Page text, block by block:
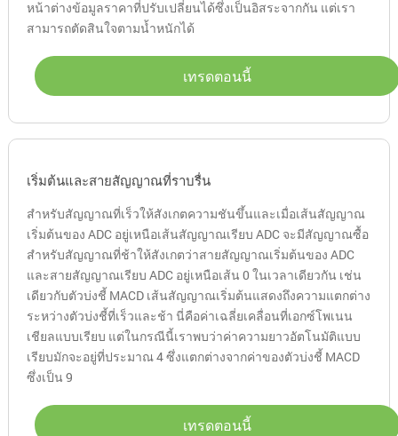
หน้าต่างข้อมูลราคาที่ปรับเปลี่ยนได้ซึ่งเป็นอิสระจากกัน แต่เรา
สามารถตัดสินใจตามน้ำหนักได้
เทรดตอนนี้
เริ่มต้นและสายสัญญาณที่ราบรื่น
สำหรับสัญญาณที่เร็วให้สังเกตความชันขึ้นและเมื่อเส้นสัญญาณ
เริ่มต้นของ ADC อยู่เหนือเส้นสัญญาณเรียบ ADC จะมีสัญญาณซื้อ
สำหรับสัญญาณที่ช้าให้สังเกตว่าสายสัญญาณเริ่มต้นของ ADC
และสายสัญญาณเรียบ ADC อยู่เหนือเส้น 0 ในเวลาเดียวกัน เช่น
เดียวกับตัวบ่งชี้ MACD เส้นสัญญาณเริ่มต้นแสดงถึงความแตกต่าง
ระหว่างตัวบ่งชี้ที่เร็วและช้า นี่คือค่าเฉลี่ยเคลื่อนที่เอกซ์โพเนน
เชียลแบบเรียบ แต่ในกรณีนี้เราพบว่าค่าความยาวอัตโนมัติแบบ
เรียบมักจะอยู่ที่ประมาณ 4 ซึ่งแตกต่างจากค่าของตัวบ่งชี้ MACD
ซึ่งเป็น 9
เทรดตอนนี้